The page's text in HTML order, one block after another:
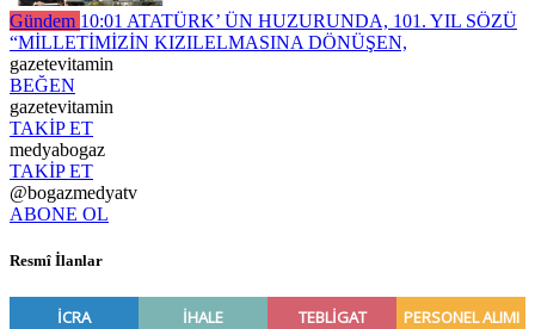
Gündem 10:01 ATATÜRK’ ÜN HUZURUNDA, 101. YIL SÖZÜ
“MİLLETİMİZİN KIZILELMASINA DÖNÜŞEN,
gazetevitamin
BEĞEN
gazetevitamin
TAKİP ET
medyabogaz
TAKİP ET
@bogazmedyatv
ABONE OL
Resmî İlanlar